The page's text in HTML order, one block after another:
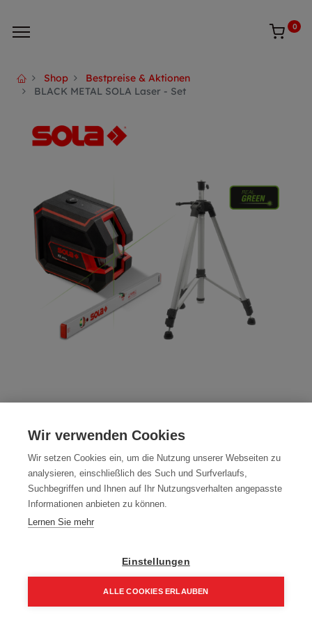
0
Shop
Bestpreise & Aktionen
BLACK METAL SOLA Laser - Set
Artikelnummer:14/26
149,00€
178,80 € inkl. Mwst
149,00 € / Stk.
In den Einkaufskorb
Wir verwenden Cookies
Wir setzen Cookies ein, um die Nutzung unserer Webseiten zu
analysieren, einschließlich des Such und Surfverlaufs,
Suchbegriffen und Ihnen auf Ihr Nutzungsverhalten angepasste
Informationen anbieten zu können.
Lernen Sie mehr
Einstellungen
ALLE COOKIES ERLAUBEN